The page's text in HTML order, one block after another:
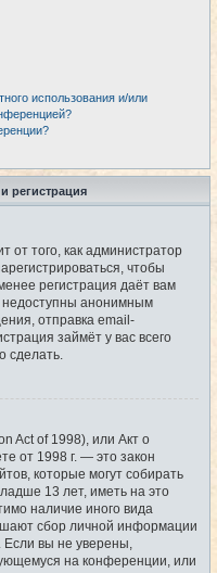
использования и/или
регистрация
от того, как администратор
чтобы
регистрация даёт вам
недоступны анонимным
отправка email-
займёт у вас всего
сделать.
Act of 1998), или Акт о
от 1998 г. — это закон
которые могут собирать
13 лет, иметь на это
наличие иного вида
сбор личной информации
вы не уверены,
на конференции, или